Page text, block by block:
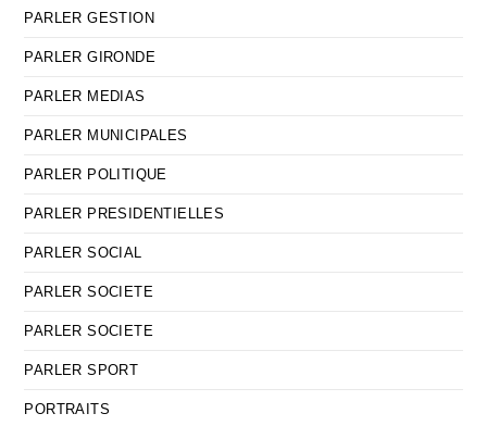
PARLER GESTION
PARLER GIRONDE
PARLER MEDIAS
PARLER MUNICIPALES
PARLER POLITIQUE
PARLER PRESIDENTIELLES
PARLER SOCIAL
PARLER SOCIETE
PARLER SOCIETE
PARLER SPORT
PORTRAITS